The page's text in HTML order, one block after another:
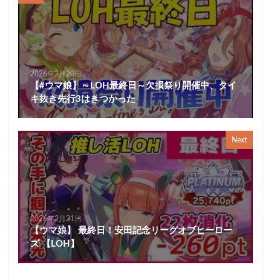
2026年2月20日
【#ウマ娘】～LOH最終日～欠損祭り開催中、タイ
キ抜き先行3はきつかった
Next
2026年2月21日
【ウマ娘】 最終日！安田記念リーグオブヒーロー
ズ 【LOH】